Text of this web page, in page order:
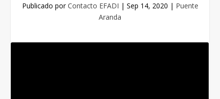
Publicado porContacto EFADI | Sep 14, 2020 | Puente
Aranda